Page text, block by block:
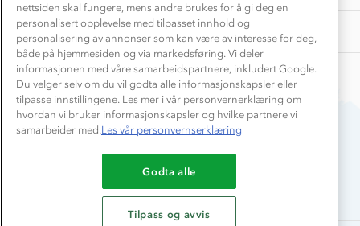
AKTIVITETER
Tips til hyttetur
Du betaler enkelt med
nettsiden skal fungere, mens andre brukes for å gi deg en
personalisert opplevelse med tilpasset innhold og
personalisering av annonser som kan være av interesse for deg,
både på hjemmesiden og via markedsføring. Vi deler
informasjonen med våre samarbeidspartnere, inkludert Google.
Du velger selv om du vil godta alle informasjonskapsler eller
tilpasse innstillingene. Les mer i vår personvernerklæring om
hvordan vi bruker informasjonskapsler og hvilke partnere vi
samarbeider med.Les vår personvernserklæring
Godta alle
Tilpass og avvis